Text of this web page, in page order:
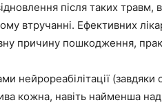
після таких
втручанні. Ефективних
причину пошкодження,
нейрореабілітації (завдяки
кожна, навіть найменша